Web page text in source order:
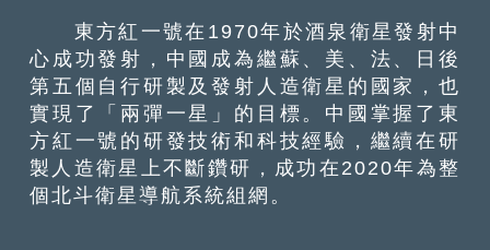
東方紅一號在1970年於酒泉衛星發射中
心成功發射，中國成為繼蘇、美、法、日後
第五個自行研製及發射人造衛星的國家，也
實現了「兩彈一星」的目標。中國掌握了東
方紅一號的研發技術和科技經驗，繼續在研
製人造衛星上不斷鑽研，成功在2020年為整
個北斗衛星導航系統組網。